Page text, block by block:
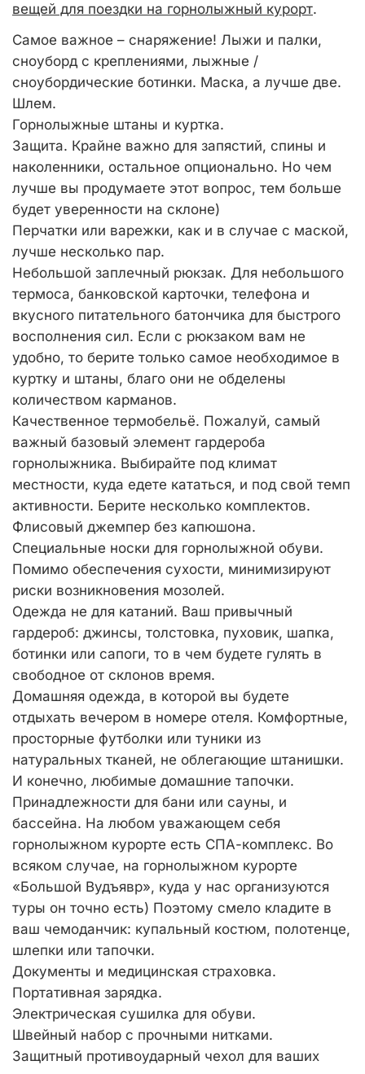
вещей для поездки на горнолыжный курорт.
Самое важное – снаряжение! Лыжи и палки,
сноуборд с креплениями, лыжные /
сноубордические ботинки. Маска, а лучше две.
Шлем.
Горнолыжные штаны и куртка.
Защита. Крайне важно для запястий, спины и
наколенники, остальное опционально. Но чем
лучше вы продумаете этот вопрос, тем больше
будет уверенности на склоне)
Перчатки или варежки, как и в случае с маской,
лучше несколько пар.
Небольшой заплечный рюкзак. Для небольшого
термоса, банковской карточки, телефона и
вкусного питательного батончика для быстрого
восполнения сил. Если с рюкзаком вам не
удобно, то берите только самое необходимое в
куртку и штаны, благо они не обделены
количеством карманов.
Качественное термобельё. Пожалуй, самый
важный базовый элемент гардероба
горнолыжника. Выбирайте под климат
местности, куда едете кататься, и под свой темп
активности. Берите несколько комплектов.
Флисовый джемпер без капюшона.
Специальные носки для горнолыжной обуви.
Помимо обеспечения сухости, минимизируют
риски возникновения мозолей.
Одежда не для катаний. Ваш привычный
гардероб: джинсы, толстовка, пуховик, шапка,
ботинки или сапоги, то в чем будете гулять в
свободное от склонов время.
Домашняя одежда, в которой вы будете
отдыхать вечером в номере отеля. Комфортные,
просторные футболки или туники из
натуральных тканей, не облегающие штанишки.
И конечно, любимые домашние тапочки.
Принадлежности для бани или сауны, и
бассейна. На любом уважающем себя
горнолыжном курорте есть СПА-комплекс. Во
всяком случае, на горнолыжном курорте
«Большой Вудъявр», куда у нас организуются
туры он точно есть) Поэтому смело кладите в
ваш чемоданчик: купальный костюм, полотенце,
шлепки или тапочки.
Документы и медицинская страховка.
Портативная зарядка.
Электрическая сушилка для обуви.
Швейный набор с прочными нитками.
Защитный противоударный чехол для ваших